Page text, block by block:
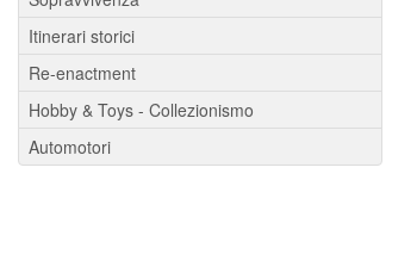
Itinerari storici
Re-enactment
Hobby & Toys - Collezionismo
Automotori